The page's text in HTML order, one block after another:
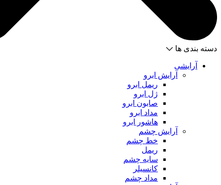
دسته بندی ها
آرایشی
آرایش ابرو
ریمل ابرو
ژل ابرو
صابون ابرو
مداد ابرو
هاشور ابرو
آرایش چشم
خط چشم
ریمل
سایه چشم
کانسیلر
مداد چشم